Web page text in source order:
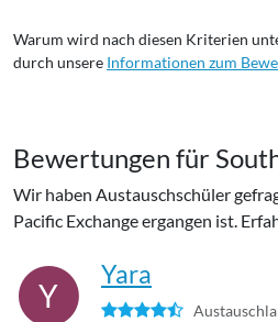
Warum wird nach diesen Kriterien
durch unsere Informationen zum
Bewertungen für
Wir haben Austauschschüler
Pacific Exchangeergangen ist.
Y
Yara